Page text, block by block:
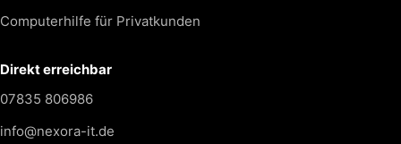
Computerhilfe für Privatkunden
Direkt erreichbar
07835 806986
info@nexora-it.de